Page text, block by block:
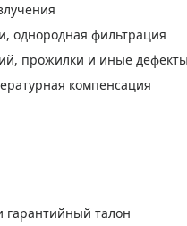
однородная фильтрация
прожилки и иные дефекты
компенсация
гарантийный талон